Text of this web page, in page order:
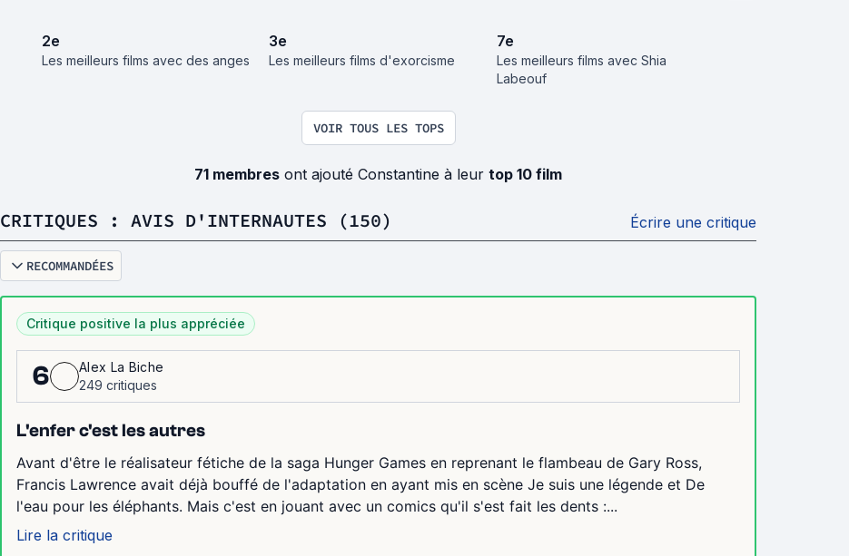
2e
Les meilleurs films avec des anges
3e
Les meilleurs films d'exorcisme
7e
Les meilleurs films avec Shia
Labeouf
VOIR TOUS LES TOPS
71 membres ont ajouté Constantine à leur top 10 film
CRITIQUES : AVIS D'INTERNAUTES (150) Écrire une critique
RECOMMANDÉES
Critique positive la plus appréciée
6
Alex La Biche
249 critiques
L'enfer c'est les autres
Avant d'être le réalisateur fétiche de la saga Hunger Games en reprenant le flambeau de Gary Ross,
Francis Lawrence avait déjà bouffé de l'adaptation en ayant mis en scène Je suis une légende et De
l'eau pour les éléphants. Mais c'est en jouant avec un comics qu'il s'est fait les dents :...
Lire la critique